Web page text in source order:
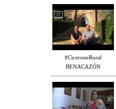
#CiceroneRural
BENACAZÓN